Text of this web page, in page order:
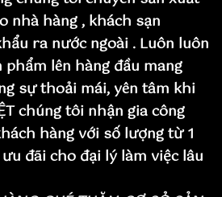
nhà hàng , khách sạn
ra nước ngoài . Luôn luôn
lên hàng đầu mang
sự thoải mái, yên tâm khi
chúng tôi nhận gia công
hàng với số lượng từ 1
đãi cho đại lý làm việc lâu